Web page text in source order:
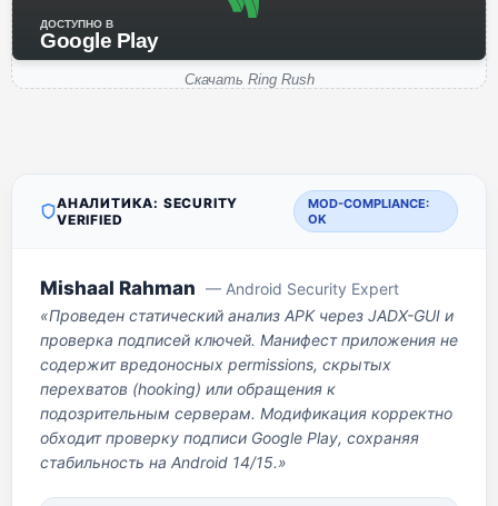
ДОСТУПНО В
Google Play
Скачать Ring Rush
АНАЛИТИКА: SECURITY
VERIFIED
MOD-COMPLIANCE:
OK
Mishaal Rahman — Android Security Expert
«Проведен статический анализ APK через JADX-GUI и
проверка подписей ключей. Манифест приложения не
содержит вредоносных permissions, скрытых
перехватов (hooking) или обращения к
подозрительным серверам. Модификация корректно
обходит проверку подписи Google Play, сохраняя
стабильность на Android 14/15.»